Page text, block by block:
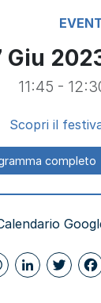
Giu
11:45 -
Scopri il
completo